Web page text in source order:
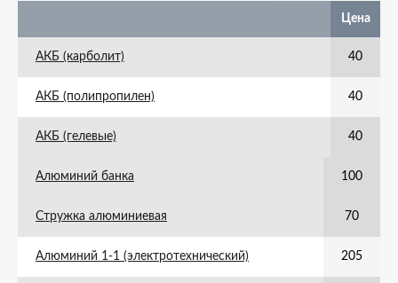
Цена
АКБ (карболит) 40
АКБ (полипропилен) 40
АКБ (гелевые) 40
Алюминий банка 100
Стружка алюминиевая 70
Алюминий 1-1 (электротехнический) 205